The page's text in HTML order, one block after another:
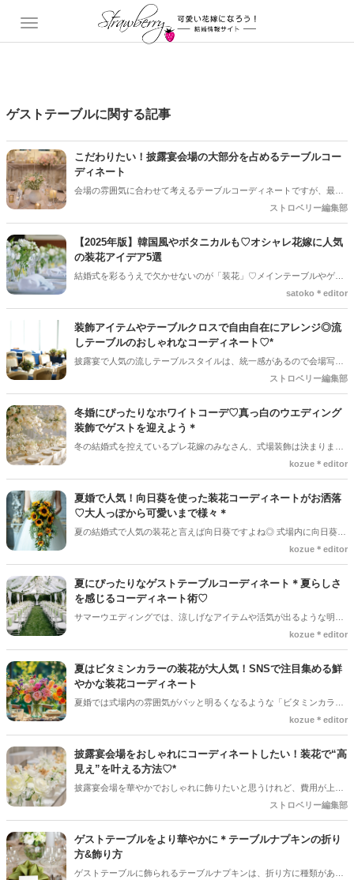
ゲストテーブルに関する記事
こだわりたい！披露宴会場の大部分を占めるテーブルコー
ディネート
会場の雰囲気に合わせて考えるテーブルコーディネートですが、最近
ではおふたりらしさを出すためこだわる新郎新婦さんが多いですね。
ど、プレ花嫁さんにとっては嬉しいお店も！コーディネートをいくつ
かご紹介します☆
ストロベリー編集部
【2025年版】韓国風やボタニカルも♡オシャレ花嫁に人気
の装花アイデア5選
結婚式を彩るうえで欠かせないのが「装花」♡メインテーブルやゲス
トテーブル、ブーケに至るまで、どんな花を選ぶのか、色合いはどう
す＊意外と重要な要素でもあるので、「なんとなく可愛いから選ん
だ」ではなく、ふたりらしさやトレンド感を意識して選びたいですよ
ね！そこで今回の記事では、プレ花嫁の間で注目を集めている２０２
５年最新の装花トレンドを、テーマ別にまとめてご紹介！ぜひ、装花
satoko＊editor
装飾アイテムやテーブルクロスで自由自在にアレンジ◎流
しテーブルのおしゃれなコーディネート♡*
披露宴で人気の流しテーブルスタイルは、統一感があるので会場写真
も素敵に残すことができます。装飾アイテムやテーブルクロス、テー
イアウトで、席札やお花で自分たちらしく装飾することができます。
ストロベリー編集部
冬婚にぴったりなホワイトコーデ♡真っ白のウエディング
装飾でゲストを迎えよう＊
冬の結婚式を控えているプレ花嫁のみなさん、式場装飾は決まりまし
たか？？ 冬はブルーカラーやホワイトカラーが人気になってくる季節
印象にも残りやすくなります♡ホワイトコーデは洗練された品のある
空間になりやすいため、ウエディングにもぴったり♡♡SNSで集めた
ステキなホワイトコーデをご紹介します◎
kozue＊editor
夏婚で人気！向日葵を使った装花コーディネートがお洒落
♡大人っぽから可愛いまで様々＊
夏の結婚式で人気の装花と言えば向日葵ですよね◎ 式場内に向日葵が
あるだけで夏らしさを感じることができる可愛らしい装花です＊向日
すが、カラーの組み合わせによって大人っぽい雰囲気のものや品のあ
るコーディネートまで様々です◎この記事では、向日葵を使ったお洒
落な装花コーディネートをご紹介します＊
kozue＊editor
夏にぴったりなゲストテーブルコーディネート＊夏らしさ
を感じるコーディネート術♡
サマーウエディングでは、涼しげなアイテムや活気が出るような明る
いカラーを使ったテーブルコーディネートが人気になってきます＊季
でもらいやすく、印象にも残りやすくなるのでとっても大事な演出の
一つです。この記事では、夏にぴったりなテーブルコーディネートと
コーディネートのポイントをご紹介します♪
kozue＊editor
夏はビタミンカラーの装花が大人気！SNSで注目集める鮮
やかな装花コーディネート
夏婚では式場内の雰囲気がパッと明るくなるような「ビタミンカラ
ー」の装花が流行っているのをご存知ですか？？令和に入ってから注
す♡♡この記事では、ビタミンカラーを使ったテーブルコーディネー
トや高砂をご紹介します＊
kozue＊editor
披露宴会場をおしゃれにコーディネートしたい！装花で“高
見え”を叶える方法♡*
披露宴会場を華やかでおしゃれに飾りたいと思うけれど、費用が上が
るのがこわいと思う花嫁さんが多いと思います。装花はとことんこだ
ンジ次第でおしゃれに見せることができます◎
ストロベリー編集部
ゲストテーブルをより華やかに＊テーブルナプキンの折り
方&飾り方
ゲストテーブルに飾られるテーブルナプキンは、折り方に種類がある